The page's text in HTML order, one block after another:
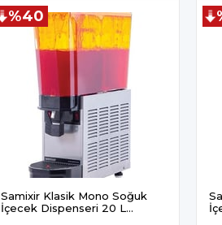
Samixir Klasik Mono Soğuk
İçecek Dispenseri 20 L
%40